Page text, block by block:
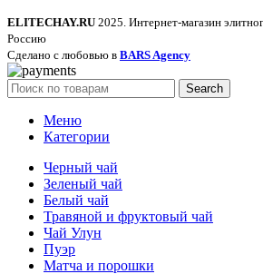
ELITECHAY.RU 2025. Интернет-магазин
Россию
Сделано с любовью в BARS Agency
Search
Меню
Категории
Черный чай
Зеленый чай
Белый чай
Травяной и фруктовый чай
Чай Улун
Пуэр
Матча и порошки